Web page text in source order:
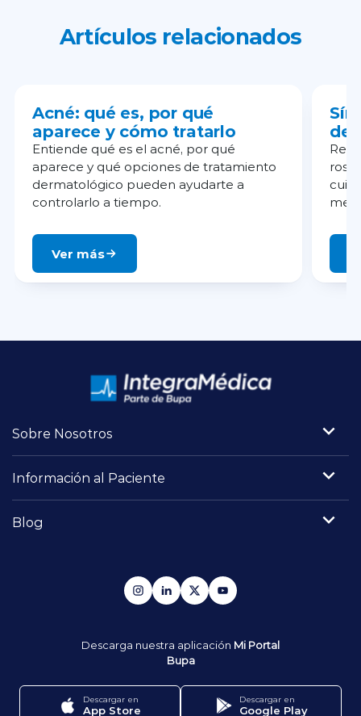
Artículos relacionados
Acné: qué es, por qué
aparece y cómo tratarlo
Entiende qué es el acné, por qué
aparece y qué opciones de tratamiento
dermatológico pueden ayudarte a
controlarlo a tiempo.
Ver más
Sobre Nosotros
Información al Paciente
Blog
Descarga nuestra aplicación Mi Portal
Bupa
Descargar en
App Store
Descargar en
Google Play